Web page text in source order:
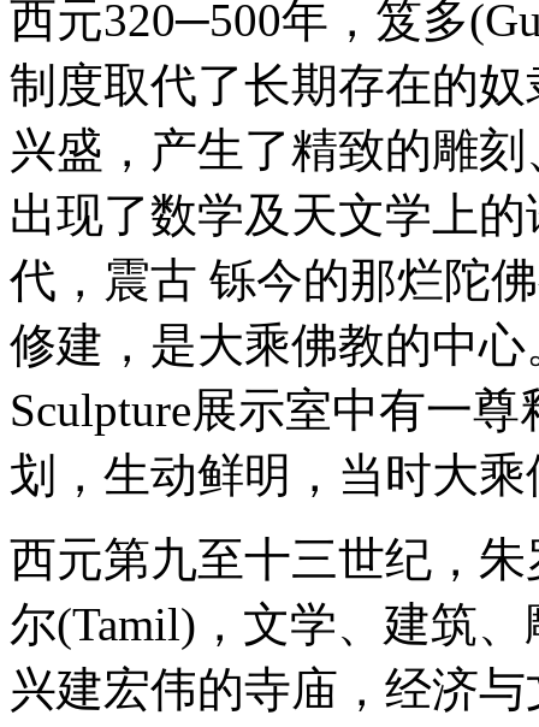
西元320─500年，笈多
制度取代了长期存在的
兴盛，产生了精致的雕
出现了数学及天文学上
代，震古 铄今的那烂陀
修建，是大乘佛教的中心
Sculpture展示室中有一
划，生动鲜明，当时大
西元第九至十三世纪，
尔(Tamil)，文学、建筑
兴建宏伟的寺庙，经济